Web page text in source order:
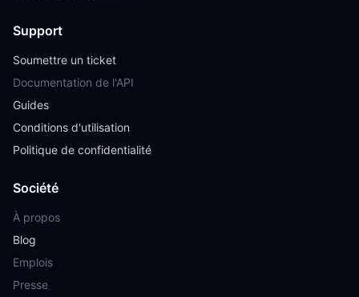
Support
Soumettre un ticket
Documentation de l'API
Guides
Conditions d'utilisation
Politique de confidentialité
Société
À propos
Blog
Emplois
Presse